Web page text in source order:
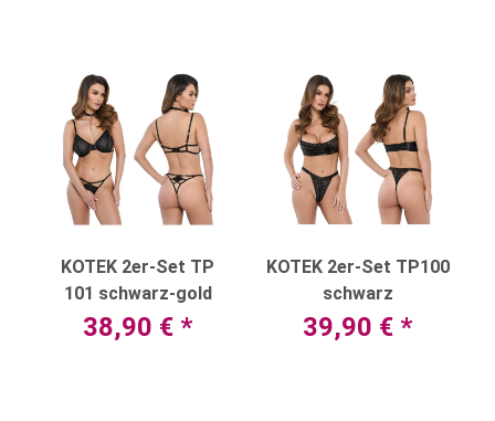
KOTEK 2er-Set TP
101 schwarz-gold
38,90 € *
KOTEK 2er-Set TP100
schwarz
39,90 € *